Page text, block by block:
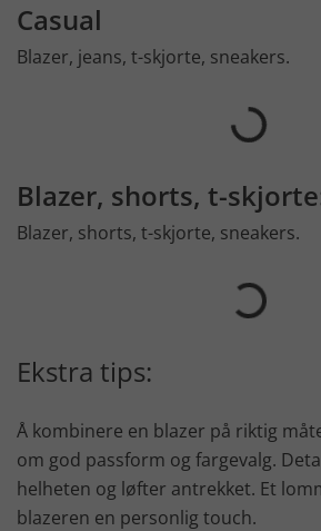
Casual
Blazer, jeans, t-skjorte, sneakers.
Blazer, shorts, t-
Blazer, shorts, t-skjorte, sneakers.
Ekstra tips:
Å kombinere en blazer på riktig
om god passform og fargevalg.
helheten og løfter antrekket. Et
blazeren en personlig touch.